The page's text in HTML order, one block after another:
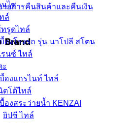
ายการคืนสินค้าและคืนเงิน
Brand
นไซ
ล์
ทรูดไทล์
องโรงรถ รุ่น นาโปลี สโตน
รนซ์ ไทล์
ะ
องแกรไนท์ ไทล์
ตโต้ไทล์
องสระว่ายน้ำ KENZAI
ยิปซี ไทล์